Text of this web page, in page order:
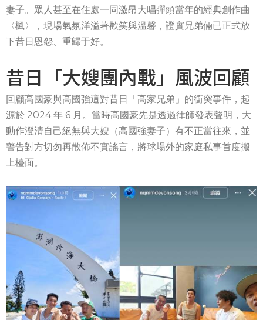
妻子。眾人甚至在住處一同激昂大唱彈頭當年的經典創作曲
〈楓〉，現場氣氛洋溢著歡笑與溫馨，證實兄弟倆已正式放
下昔日恩怨、重歸于好。
昔日「大嫂團內戰」風波回顧
回顧高國豪與高國強這對昔日「高家兄弟」的衝突事件，起
源於 2024 年 6 月。當時高國豪先是透過律師發表聲明，大
動作澄清自己絕無與大嫂（高國強妻子）有不正當往來，並
警告對方切勿再散佈不實謠言，將球場外的家庭私事首度搬
上檯面。